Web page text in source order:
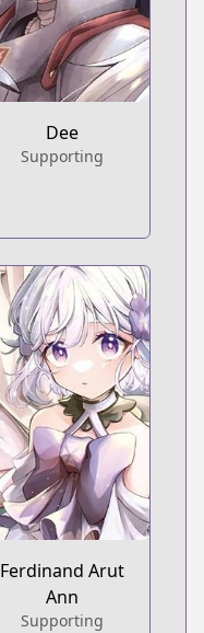
Dee
Supporting
Ferdinand Arut
Ann
Supporting